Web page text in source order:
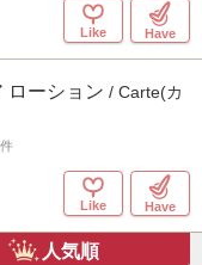
Like Have
ーション / Carte(カ
Like Have
人気順